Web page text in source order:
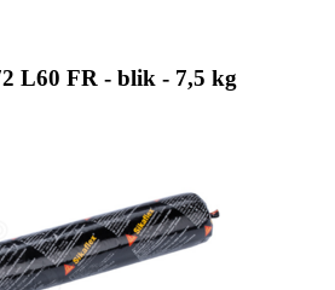
L60 FR - blik - 7,5 kg